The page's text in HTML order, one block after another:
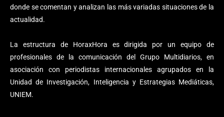
donde se comentan y analizan las más variadas situaciones de la
actualidad.
La estructura de HoraxHora es dirigida por un equipo de
profesionales de la comunicación del Grupo Multidiarios, en
asociación con periodistas internacionales agrupados en la
Unidad de Investigación, Inteligencia y Estrategias Mediáticas,
UNIEM.